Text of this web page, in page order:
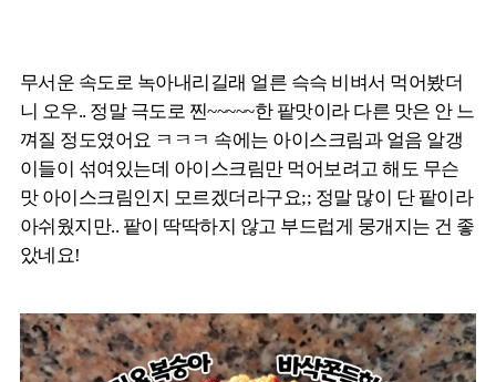
무서운 속도로 녹아내리길래 얼른 슥슥 비벼서 먹어봤더
니 오우.. 정말 극도로 찐~~~~~한 팥맛이라 다른 맛은 안 느
껴질 정도였어요 ㅋㅋㅋ 속에는 아이스크림과 얼음 알갱
이들이 섞여있는데 아이스크림만 먹어보려고 해도 무슨
맛 아이스크림인지 모르겠더라구요;; 정말 많이 단 팥이라
아쉬웠지만.. 팥이 딱딱하지 않고 부드럽게 뭉개지는 건 좋
았네요!